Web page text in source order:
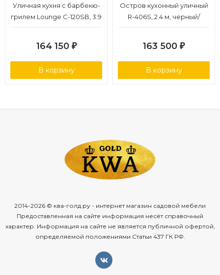
Уличная кухня с барбекю-
грилем Lounge C-120SB, 3.9
164 150 ₽
В корзину
Остров кухонный уличный
R-406S, 2.4 м, черный/
163 500 ₽
В корзину
2014-2026 © ква-голд.ру - интернет магазин садовой мебели
Предоставленная на сайте информация несёт справочный
характер. Информация на сайте не является публичной офертой,
определяемой положениями Статьи 437 ГК РФ.